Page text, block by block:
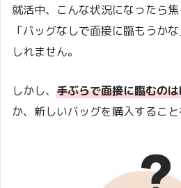
就活中、こんな状況になったら焦
「バッグなしで面接に臨もうか
しれません。
しかし、 手ぶらで面接に臨むのは
か、新しいバッグを購入すること